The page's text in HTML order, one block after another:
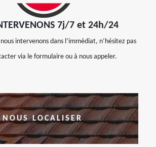
7j/7 et 24h/24
intervenons dans l’immédiat, n’hésitez pas
via le formulaire ou à nous appeler.
NOUS LOCALISER